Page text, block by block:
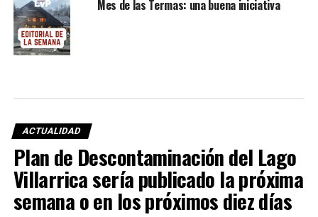
Mes de las Termas: una buena iniciativa
ACTUALIDAD
Plan de Descontaminación del Lago
Villarrica sería publicado la próxima
semana o en los próximos diez días